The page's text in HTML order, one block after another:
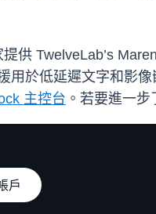
供 TwelveLab’s
用於低延遲文字和影
主控台 。若要進一
戶